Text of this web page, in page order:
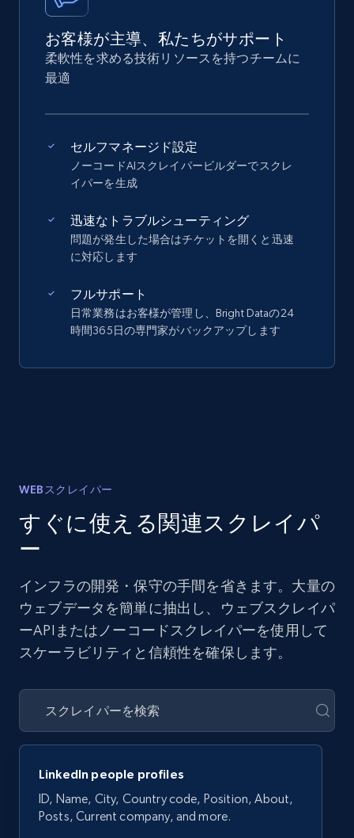
お客様が主導、私たちがサポート
柔軟性を求める技術リソースを持つチームに
最適
セルフマネージド設定
ノーコードAIスクレイパービルダーでスクレ
イパーを生成
迅速なトラブルシューティング
問題が発生した場合はチケットを開くと迅速
に対応します
フルサポート
日常業務はお客様が管理し、Bright Dataの24
時間365日の専門家がバックアップします
WEBスクレイパー
すぐに使える関連スクレイパ
ー
インフラの開発・保守の手間を省きます。大量の
ウェブデータを簡単に抽出し、ウェブスクレイパ
ーAPIまたはノーコードスクレイパーを使用して
スケーラビリティと信頼性を確保します。
LinkedIn people profiles
ID, Name, City, Country code, Position, About,
Posts, Current company, and more.